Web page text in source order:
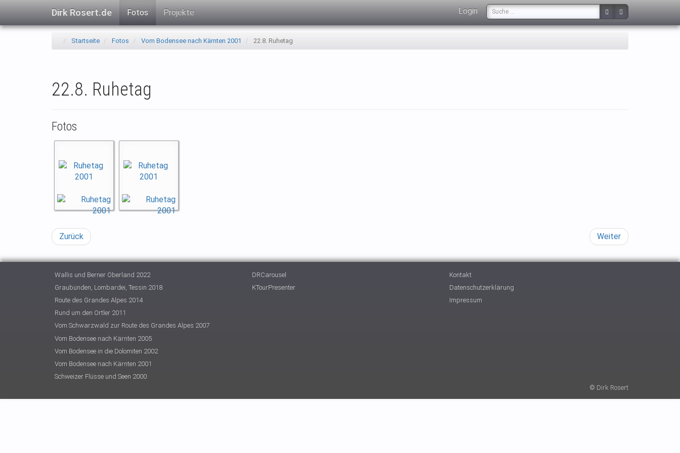
Dirk Rosert.de Fotos Projekte Login
Startseite Fotos Vom Bodensee nach Kärnten 2001 22.8. Ruhetag
22.8. Ruhetag
Fotos
Zurück Weiter
Wallis und Berner Oberland 2022
Graubünden, Lombardei, Tessin 2018
Route des Grandes Alpes 2014
Rund um den Ortler 2011
Vom Schwarzwald zur Route des Grandes Alpes 2007
Vom Bodensee nach Kärnten 2005
Vom Bodensee in die Dolomiten 2002
Vom Bodensee nach Kärnten 2001
Schweizer Flüsse und Seen 2000
DRCarousel
KTourPresenter
Kontakt
Datenschutzerklärung
Impressum
© Dirk Rosert